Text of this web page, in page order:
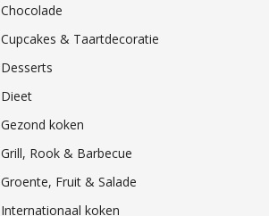
Chocolade
Cupcakes & Taartdecoratie
Desserts
Dieet
Gezond koken
Grill, Rook & Barbecue
Groente, Fruit & Salade
Internationaal koken